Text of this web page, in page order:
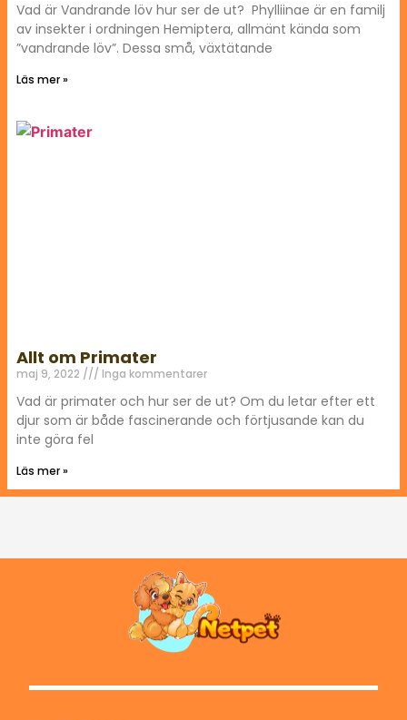
Vad är Vandrande löv hur ser de ut? Phylliinae är en familj
av insekter i ordningen Hemiptera, allmänt kända som
”vandrande löv”. Dessa små, växtätande
Läs mer »
Allt om Primater
maj 9, 2022 Inga kommentarer
Vad är primater och hur ser de ut? Om du letar efter ett
djur som är både fascinerande och förtjusande kan du
inte göra fel
Läs mer »